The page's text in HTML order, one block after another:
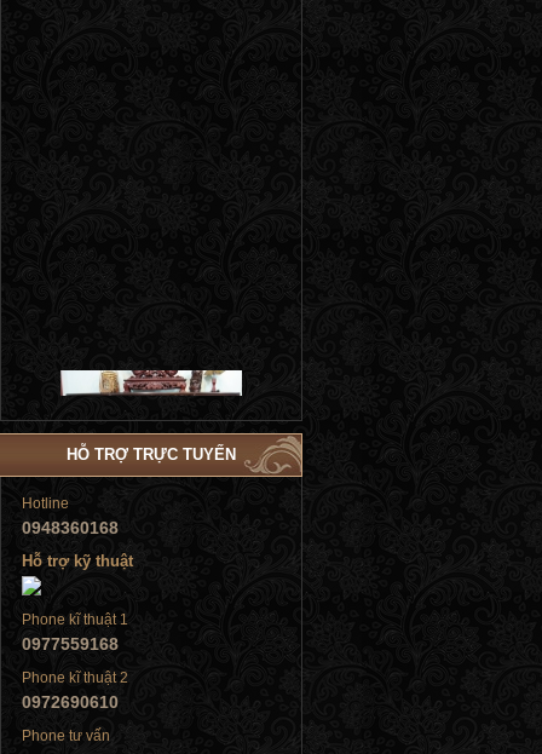
Tủ đứng
Tủ đứng
HỖ TRỢ TRỰC TUYẾN
Hotline
0948360168
Hỗ trợ kỹ thuật
Phone kĩ thuật 1
0977559168
Phone kĩ thuật 2
0972690610
Phone tư vấn